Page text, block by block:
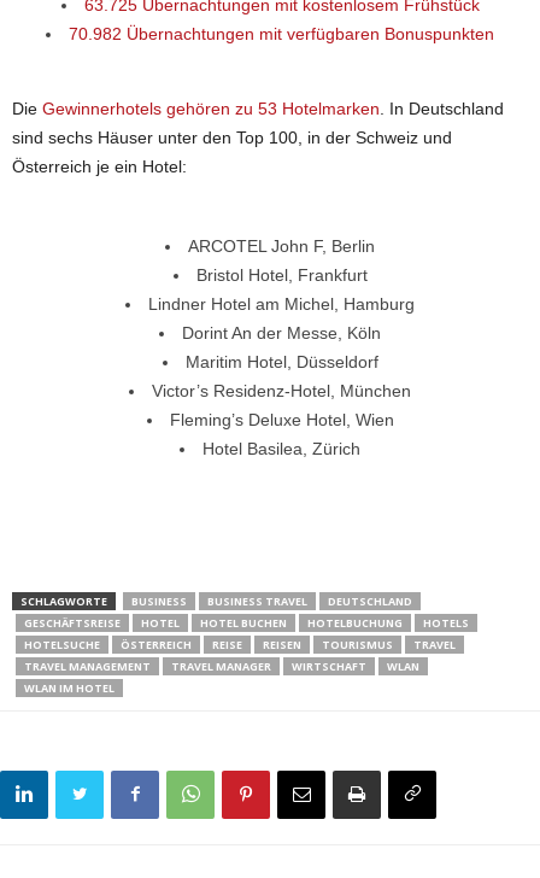
63.725 Übernachtungen mit kostenlosem Frühstück
70.982 Übernachtungen mit verfügbaren Bonuspunkten
Die Gewinnerhotels gehören zu 53 Hotelmarken . In Deutschland
sind sechs Häuser unter den Top 100, in der Schweiz und
Österreich je ein Hotel:
ARCOTEL John F, Berlin
Bristol Hotel, Frankfurt
Lindner Hotel am Michel, Hamburg
Dorint An der Messe, Köln
Maritim Hotel, Düsseldorf
Victor’s Residenz-Hotel, München
Fleming’s Deluxe Hotel, Wien
Hotel Basilea, Zürich
SCHLAGWORTE BUSINESS BUSINESS TRAVEL
DEUTSCHLAND
GESCHÄFTSREISE
HOTEL HOTEL BUCHEN HOTELBUCHUNG
HOTELS
HOTELSUCHE
ÖSTERREICH REISE REISEN TOURISMUS
TRAVEL
TRAVEL MANAGEMENT
TRAVEL MANAGER WIRTSCHAFT
WLAN
WLAN IM HOTEL